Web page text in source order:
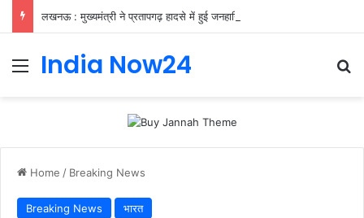
लखनऊ : मुख्यमंत्री ने प्रतापगढ़ हादसे में हुई जनहानि पर जताया शोक
India Now24
Home / Breaking News
Breaking News भारत